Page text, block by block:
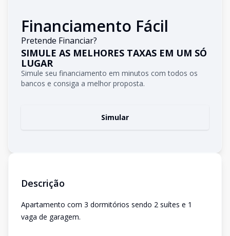
Financiamento Fácil
Pretende Financiar?
SIMULE AS MELHORES TAXAS EM UM SÓ
LUGAR
Simule seu financiamento em minutos com todos os
bancos e consiga a melhor proposta.
Simular
Descrição
Apartamento com 3 dormitórios sendo 2 suítes e 1
vaga de garagem.